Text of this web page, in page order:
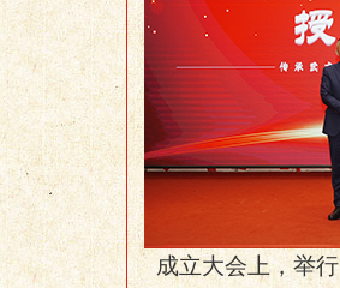
成立大会上，举行